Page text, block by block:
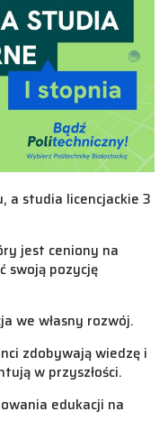
a studia licencjackie 3
jest ceniony na
swoją pozycję
we własny rozwój.
zdobywają wiedzę i
w przyszłości.
edukacji na